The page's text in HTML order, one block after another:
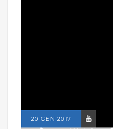
20 GEN 2017